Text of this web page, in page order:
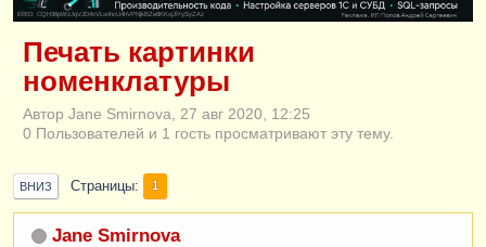
ERID: CQH36pWzJqVJD4xVLsnhcU4hVPNjkBZe8KKxjJiYySyZAz
Печать картинки
номенклатуры
Автор Jane Smirnova, 27 авг 2020, 12:25
0 Пользователей и 1 гость просматривают эту тему.
ВНИЗ Страницы 1
Jane Smirnova